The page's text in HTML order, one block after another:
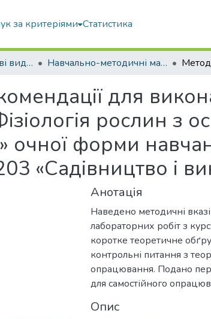
за критеріями Статистика
Навчальні та наукові видання Навчально-методичні матеріали
для
рослин з
очної форми
«Садівництво і
Анотація
Наведено методичні
лабораторних робіт з
коротке теоретичне
контрольні питання з
опрацювання. Подано
для самостійного
Опис